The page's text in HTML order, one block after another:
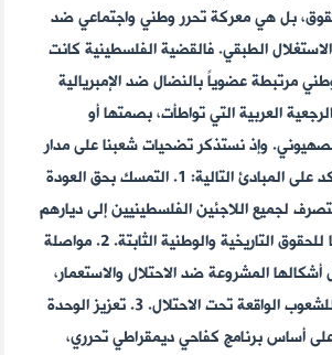
بل هي معركة تحرر وطني واجتماعي ضد
الطبقي. فالقضية الفلسطينية كانت
مرتبطة عضوياً بالنضال ضد الإمبريالية
العربية التي تواطأت، بصمتها أو
وإذ نستذكر تضحيات شعبنا على مدار
عقود طويلة، فإننا نؤكد على المبادئ التالية: 1. التمسك بحق العودة
لجميع اللاجئين الفلسطينيين إلى ديارهم
التي هُجروا منها، وفقًا للحقوق التاريخية والوطنية الثابتة. 2. مواصلة
أشكالها المشروعة ضد الاحتلال والاستعمار،
باعتبارها حقًا طبيعيًا للشعوب الواقعة تحت الاحتلال. 3. تعزيز الوحدة
أساس برنامج كفاحي ديمقراطي تحرري،